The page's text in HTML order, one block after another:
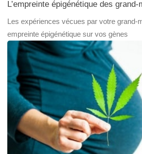
L’empreinte épigénétique des grand-
Les expériences vécues par votre grand-
empreinte épigénétique sur vos gènes